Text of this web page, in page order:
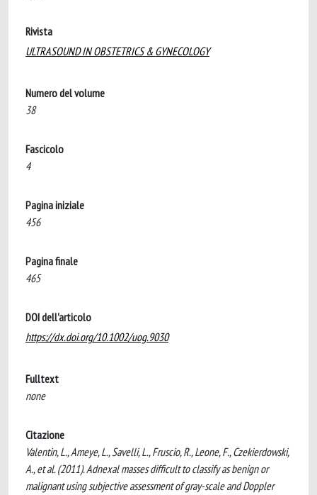
Rivista
ULTRASOUND IN OBSTETRICS & GYNECOLOGY
Numero del volume
38
Fascicolo
4
Pagina iniziale
456
Pagina finale
465
DOI dell'articolo
https://dx.doi.org/10.1002/uog.9030
Fulltext
none
Citazione
Valentin, L., Ameye, L., Savelli, L., Fruscio, R., Leone, F., Czekierdowski,
A., et al. (2011). Adnexal masses difficult to classify as benign or
malignant using subjective assessment of gray-scale and Doppler